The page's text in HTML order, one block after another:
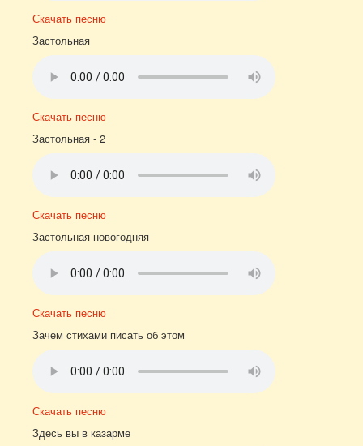
Скачать песню
Застольная
Скачать песню
Застольная - 2
Скачать песню
Застольная новогодняя
Скачать песню
Зачем стихами писать об этом
Скачать песню
Здесь вы в казарме